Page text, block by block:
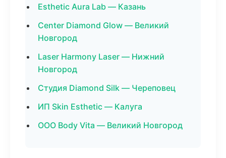
Esthetic Aura Lab — Казань
Center Diamond Glow — Великий
Новгород
Laser Harmony Laser — Нижний
Новгород
Студия Diamond Silk — Череповец
ИП Skin Esthetic — Калуга
ООО Body Vita — Великий Новгород